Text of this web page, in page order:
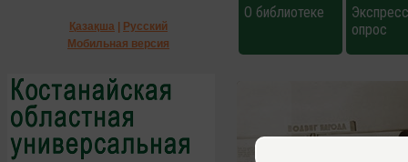
Қазақша
Русский
Мобильная версия
О библиотеке
опрос